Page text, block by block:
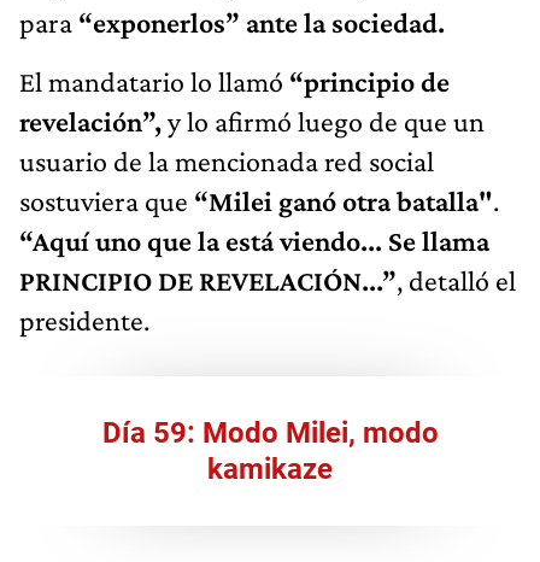
para “exponerlos” ante la sociedad.
El mandatario lo llamó “principio de
revelación”,y lo afirmó luego de que un
usuario de la mencionada red social
sostuviera que “Milei ganó otra batalla".
“Aquí uno que la está viendo... Se llama
PRINCIPIO DE REVELACIÓN...”, detalló el
presidente.
Día 59: Modo Milei, modo
kamikaze